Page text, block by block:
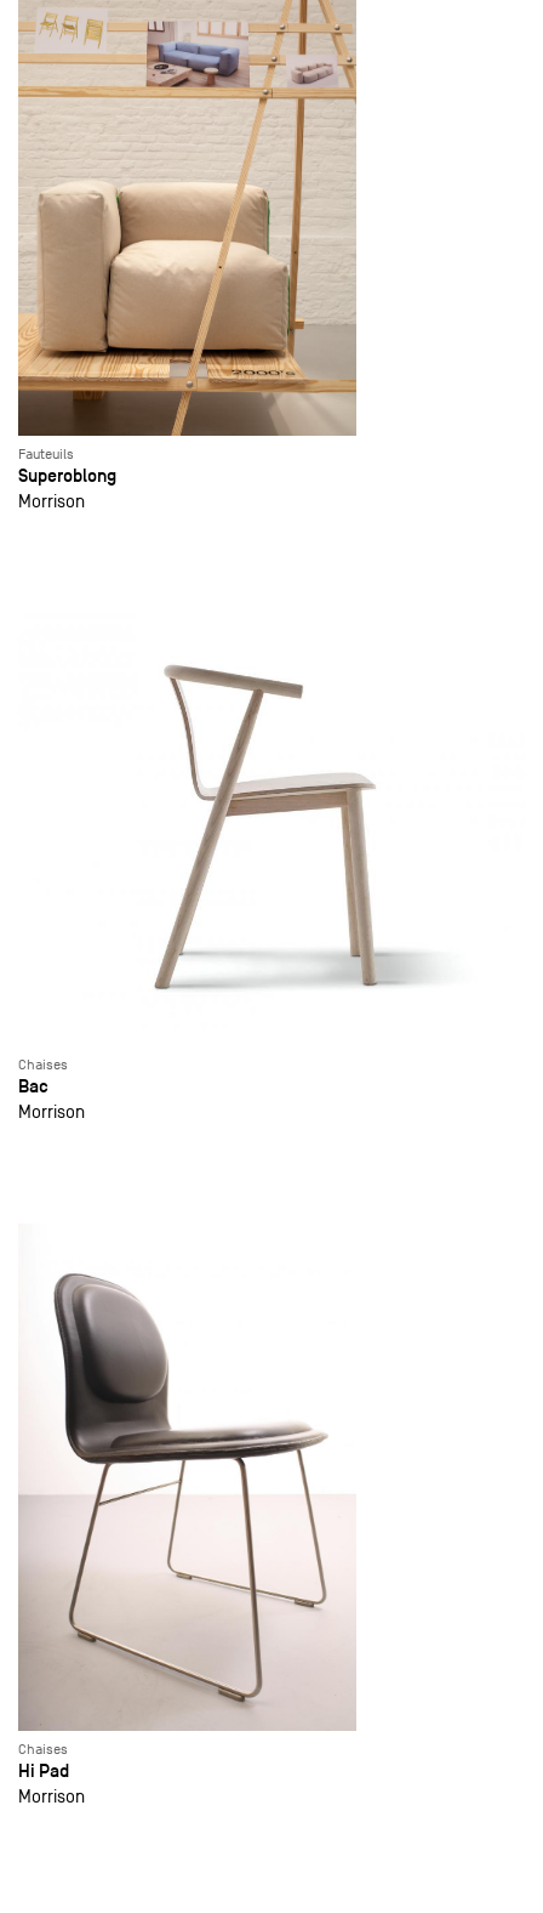
Fauteuils
Superoblong
Morrison
Chaises
Bac
Morrison
Chaises
Hi Pad
Morrison